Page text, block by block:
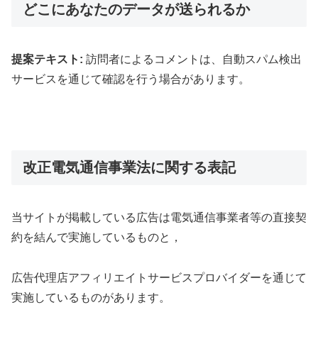
どこにあなたのデータが送られるか
提案テキスト: 訪問者によるコメントは、自動スパム検出
サービスを通じて確認を行う場合があります。
改正電気通信事業法に関する表記
当サイトが掲載している広告は電気通信事業者等の直接契
約を結んで実施しているものと，
広告代理店アフィリエイトサービスプロバイダーを通じて
実施しているものがあります。